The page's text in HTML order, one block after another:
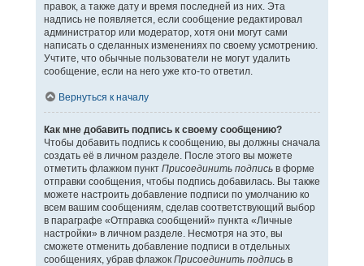
правок, а также дату и время последней из них. Эта
надпись не появляется, если сообщение редактировал
администратор или модератор, хотя они могут сами
написать о сделанных изменениях по своему усмотрению.
Учтите, что обычные пользователи не могут удалить
сообщение, если на него уже кто-то ответил.
Вернуться к началу
Как мне добавить подпись к своему сообщению?
Чтобы добавить подпись к сообщению, вы должны сначала
создать её в личном разделе. После этого вы можете
отметить флажком пункт Присоединить подписьв форме
отправки сообщения, чтобы подпись добавилась. Вы также
можете настроить добавление подписи по умолчанию ко
всем вашим сообщениям, сделав соответствующий выбор
в параграфе «Отправка сообщений» пункта «Личные
настройки» в личном разделе. Несмотря на это, вы
сможете отменить добавление подписи в отдельных
сообщениях, убрав флажок Присоединить подписьв